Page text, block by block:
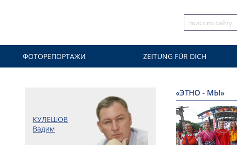
ФОТОРЕПОРТАЖИ ZEITUNG FÜR DICH
КУЛЕШОВ
Вадим
«ЭТНО - МЫ»